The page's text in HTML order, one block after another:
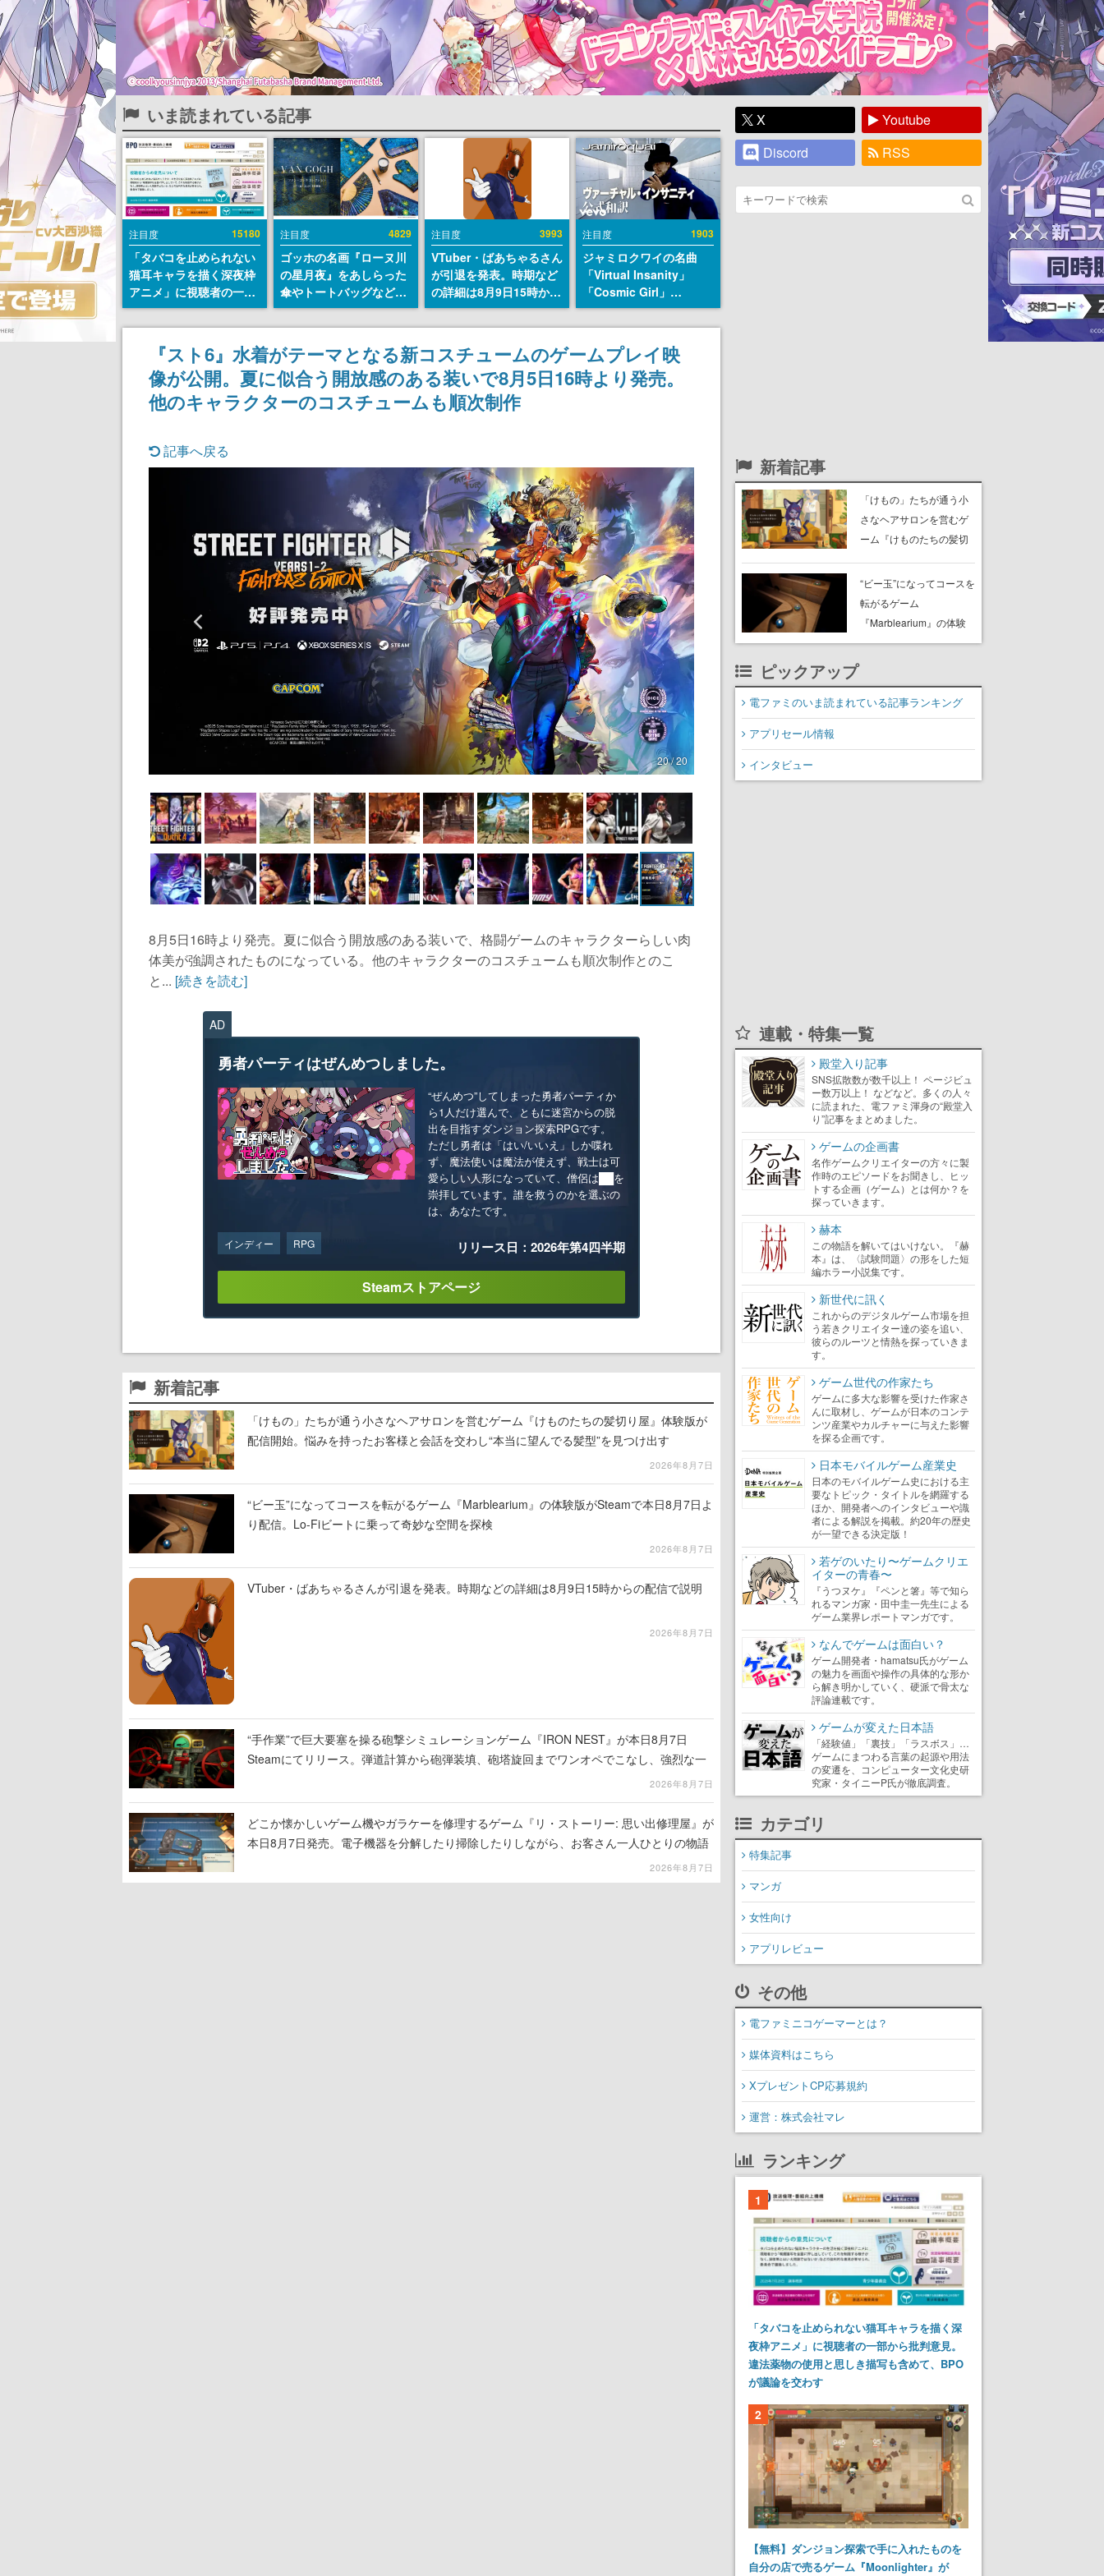
いま読まれている記事
注目度 15180
「タバコを止められない
猫耳キャラを描く深夜枠
アニメ」に視聴者の一部
から批判意見。違法薬物
の使用と思しき描写も含
めて、BPOが議論を交わ
注目度 4829
ゴッホの名画『ローヌ川
の星月夜』をあしらった
傘やトートバッグなどが
登場。8月7日21時より2
日間限定で予約販売
注目度 3993
VTuber・ばあちゃるさん
が引退を発表。時期など
の詳細は8月9日15時から
の配信で説明
注目度 1903
ジャミロクワイの名曲
「Virtual Insanity」
「Cosmic Girl」
「Canned Heat」公式日
本語字幕付きMVがいき
なり公開！「SUMMER
SONIC 2026」での9年ぶ
りとなる日本公演を記念
『スト6』水着がテーマとなる新コスチュームのゲームプレイ映
像が公開。夏に似合う開放感のある装いで8月5日16時より発売。
他のキャラクターのコスチュームも順次制作
記事へ戻る
20 / 20
8月5日16時より発売。夏に似合う開放感のある装いで、格闘ゲームのキャラクターらしい肉
体美が強調されたものになっている。他のキャラクターのコスチュームも順次制作とのこ
と... [続きを読む]
AD
勇者パーティはぜんめつしました。
“ぜんめつ”してしまった勇者パーティか
ら1人だけ選んで、ともに迷宮からの脱
出を目指すダンジョン探索RPGです。
ただし勇者は「はい/いいえ」しか喋れ
ず、魔法使いは魔法が使えず、戦士は可
愛らしい人形になっていて、僧侶は██を
崇拝しています。誰を救うのかを選ぶの
は、あなたです。
インディー RPG リリース日：2026年第4四半期
Steamストアページ
新着記事
「けもの」たちが通う小さなヘアサロンを営むゲーム『けものたちの髪切り屋』体験版が
配信開始。悩みを持ったお客様と会話を交わし“本当に望んでる髪型”を見つけ出す
2026年8月7日
“ビー玉”になってコースを転がるゲーム『Marblearium』の体験版がSteamで本日8月7日よ
り配信。Lo-Fiビートに乗って奇妙な空間を探検
2026年8月7日
VTuber・ばあちゃるさんが引退を発表。時期などの詳細は8月9日15時からの配信で説明
2026年8月7日
“手作業”で巨大要塞を操る砲撃シミュレーションゲーム『IRON NEST』が本日8月7日
Steamにてリリース。弾道計算から砲弾装填、砲塔旋回までワンオペでこなし、強烈な一
2026年8月7日
どこか懐かしいゲーム機やガラケーを修理するゲーム『リ・ストーリー: 思い出修理屋』が
本日8月7日発売。電子機器を分解したり掃除したりしながら、お客さん一人ひとりの物語
2026年8月7日
X
Youtube
Discord
RSS
新着記事
「けもの」たちが通う小
さなヘアサロンを営むゲ
ーム『けものたちの髪切
始。悩みを持ったお客様
と会話を交わし“本当に望
んでる髪型”を見つけ出す
“ビー玉”になってコースを
転がるゲーム
『Marblearium』の体験
版がSteamで本日8月7日
ピックアップ
電ファミのいま読まれている記事ランキング
アプリセール情報
インタビュー
連載・特集一覧
殿堂入り記事
SNS拡散数が数千以上！ ページビュ
ー数万以上！ などなど。多くの人々
に読まれた、電ファミ渾身の“殿堂入
り”記事をまとめました。
ゲームの企画書
名作ゲームクリエイターの方々に製
作時のエピソードをお聞きし、ヒッ
トする企画（ゲーム）とは何か？を
探っていきます。
赫本
この物語を解いてはいけない。『赫
本』は、〈試験問題〉の形をした短
編ホラー小説集です。
新世代に訊く
これからのデジタルゲーム市場を担
う若きクリエイター達の姿を追い、
彼らのルーツと情熱を探っていきま
す。
ゲーム世代の作家たち
ゲームに多大な影響を受けた作家さ
んに取材し、ゲームが日本のコンテ
ンツ産業やカルチャーに与えた影響
を探る企画です。
日本モバイルゲーム産業史
日本のモバイルゲーム史における主
要なトピック・タイトルを網羅する
ほか、開発者へのインタビューや識
者による解説を掲載。約20年の歴史
が一望できる決定版！
若ゲのいたり〜ゲームクリエ
イターの青春〜
『うつヌケ』『ペンと箸』等で知ら
れるマンガ家・田中圭一先生による
ゲーム業界レポートマンガです。
なんでゲームは面白い？
ゲーム開発者・hamatsu氏がゲーム
の魅力を画面や操作の具体的な形か
ら解き明かしていく、硬派で骨太な
評論連載です。
ゲームが変えた日本語
「経験値」「裏技」「ラスボス」…
ゲームにまつわる言葉の起源や用法
の変遷を、コンピューター文化史研
究家・タイニーP氏が徹底調査。
カテゴリ
特集記事
マンガ
女性向け
アプリレビュー
その他
電ファミニコゲーマーとは？
媒体資料はこちら
XプレゼントCP応募規約
運営：株式会社マレ
ランキング
1
「タバコを止められない猫耳キャラを描く深
夜枠アニメ」に視聴者の一部から批判意見。
違法薬物の使用と思しき描写も含めて、BPO
が議論を交わす
2
【無料】ダンジョン探索で手に入れたものを
自分の店で売るゲーム『Moonlighter』が